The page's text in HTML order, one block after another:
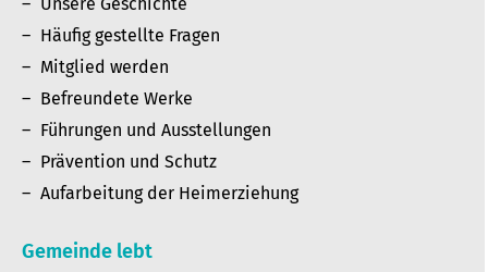
Häufig gestellte Fragen
Mitglied werden
Befreundete Werke
Führungen und Ausstellungen
Prävention und Schutz
Aufarbeitung der Heimerziehung
Gemeinde lebt